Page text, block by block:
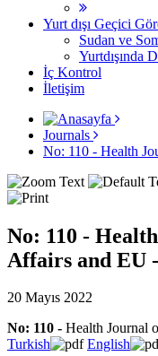
Yurt dışı Geçici
Sudan ve
Yurtdışında
İç Kontrol
İletişim
Journals
No: 110 - Health
No: 110 -
Affairs and EU
20 Mayıs 2022
No: 110 - Health Journal
Turkish
English